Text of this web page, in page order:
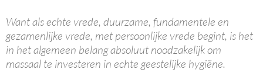
Want als echte vrede, duurzame, fundamentele en
gezamenlijke vrede, met persoonlijke vrede begint, is het
in het algemeen belang absoluut noodzakelijk om
massaal te investeren in echte geestelijke hygiëne.